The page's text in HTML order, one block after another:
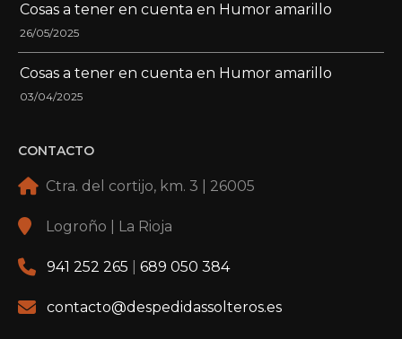
Cosas a tener en cuenta en Humor amarillo
26/05/2025
Cosas a tener en cuenta en Humor amarillo
03/04/2025
CONTACTO
Ctra. del cortijo, km. 3 | 26005
Logroño | La Rioja
941 252 265 689 050 384
contacto@despedidassolteros.es